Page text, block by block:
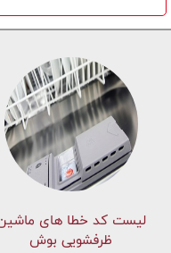
لیست کد خطا های
ظرفشویی بوش